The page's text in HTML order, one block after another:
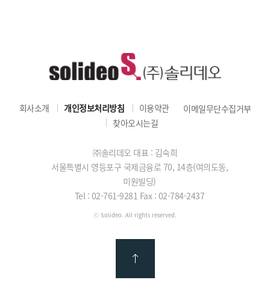
회사소개 개인정보처리방침 이용약관
이메일무단수집거부
찾아오시는길
㈜솔리데오 대표 : 김숙희
서울특별시 영등포구 국제금융로 70, 14층(여의도동,
미원빌딩)
Tel : 02-761-9281 Fax : 02-784-2437
ⓒ Solideo. All rights reserved.